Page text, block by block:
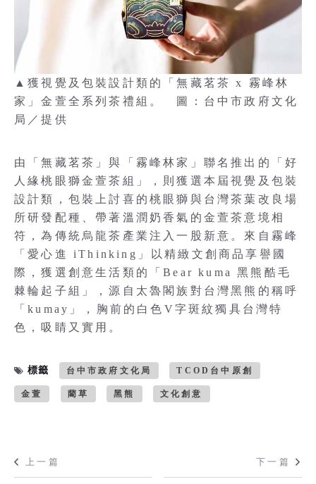
▲獲視覺及包裝設計類的「無藏茗茶 x 霧峰林
家」金萱全系列茶禮組。 圖：台中市政府文化
局／提供
由「無藏茗茶」與「霧峰林家」聯名推出的「好
人緣桃眼獅金萱茶組」，則獲選本屆視覺及包裝
設計類，包裝上討喜的桃眼獅與台灣茶葉改良場
所研發配種、帶著溫潤奶香氣的金萱茶意境相
符，為傳統烏龍茶產業注入一股新意。來自霧峰
「愛心進 iThinking」以精緻文創商品享譽國
際，獲選創意生活類的「Bear kuma 黑熊酷毛
棘輪起子組」，源自太魯閣族對台灣黑熊的稱呼
「kumay」，胸前的白色V字斑紋獨具台灣特
色，吸睛又實用。
標籤 台中市政府文化局 TCOD台中原創
金萱 藺草 黑熊 文化創意
上一篇 下一篇